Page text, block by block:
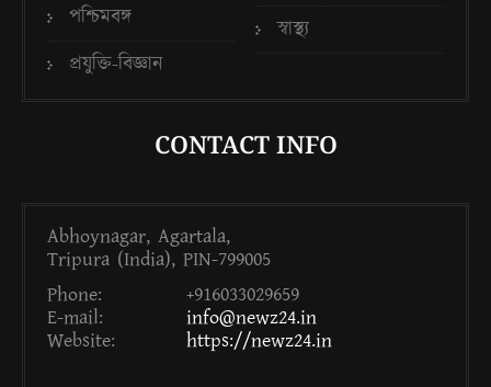
পশ্চিমবঙ্গ
প্রযুক্তি-বিজ্ঞান
স্বাস্থ্য
CONTACT INFO
Abhoynagar, Agartala,
Tripura (India), PIN-799005
Phone:
+916033029659
E-mail:
info@newz24.in
Website:
https://newz24.in